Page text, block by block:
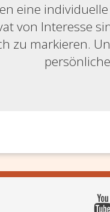
eine
von Interesse
zu markieren.